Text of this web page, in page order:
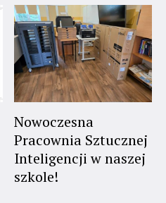
Nowoczesna
Pracownia Sztucznej
Inteligencji w naszej
szkole!